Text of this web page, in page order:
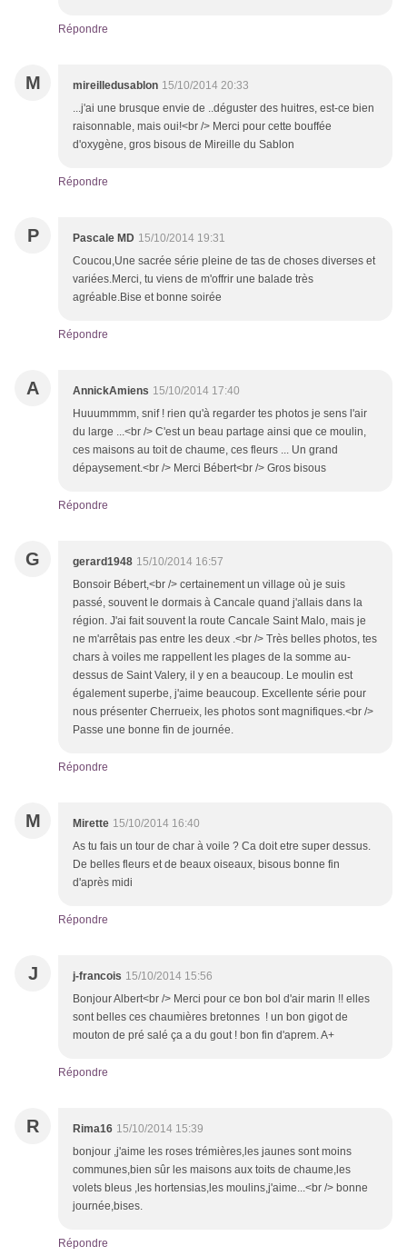
Répondre
M mireilledusablon 15/10/2014 20:33
...j'ai une brusque envie de ..déguster des huitres, est-ce bien
raisonnable, mais oui!<br /> Merci pour cette bouffée
d'oxygène, gros bisous de Mireille du Sablon
Répondre
P Pascale MD 15/10/2014 19:31
Coucou,Une sacrée série pleine de tas de choses diverses et
variées.Merci, tu viens de m'offrir une balade très
agréable.Bise et bonne soirée
Répondre
A AnnickAmiens 15/10/2014 17:40
Huuummmm, snif ! rien qu'à regarder tes photos je sens l'air
du large ...<br /> C'est un beau partage ainsi que ce moulin,
ces maisons au toit de chaume, ces fleurs ... Un grand
dépaysement.<br /> Merci Bébert<br /> Gros bisous
Répondre
G gerard1948 15/10/2014 16:57
Bonsoir Bébert,<br /> certainement un village où je suis
passé, souvent le dormais à Cancale quand j'allais dans la
région. J'ai fait souvent la route Cancale Saint Malo, mais je
ne m'arrêtais pas entre les deux .<br /> Très belles photos, tes
chars à voiles me rappellent les plages de la somme au-
dessus de Saint Valery, il y en a beaucoup. Le moulin est
également superbe, j'aime beaucoup. Excellente série pour
nous présenter Cherrueix, les photos sont magnifiques.<br />
Passe une bonne fin de journée.
Répondre
M Mirette 15/10/2014 16:40
As tu fais un tour de char à voile ? Ca doit etre super dessus.
De belles fleurs et de beaux oiseaux, bisous bonne fin
d'après midi
Répondre
J j-francois 15/10/2014 15:56
Bonjour Albert<br /> Merci pour ce bon bol d'air marin !! elles
sont belles ces chaumières bretonnes ! un bon gigot de
mouton de pré salé ça a du gout ! bon fin d'aprem. A+
Répondre
R Rima16 15/10/2014 15:39
bonjour ,j'aime les roses trémières,les jaunes sont moins
communes,bien sûr les maisons aux toits de chaume,les
volets bleus ,les hortensias,les moulins,j'aime...<br /> bonne
journée,bises.
Répondre